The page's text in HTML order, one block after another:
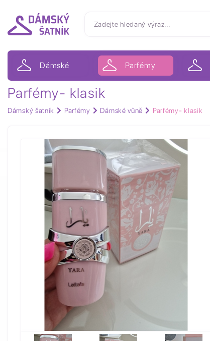
Dámské Parfémy
Parfémy- klasik
Dámský šatník Parfémy Dámské vůně Parfémy- klasik